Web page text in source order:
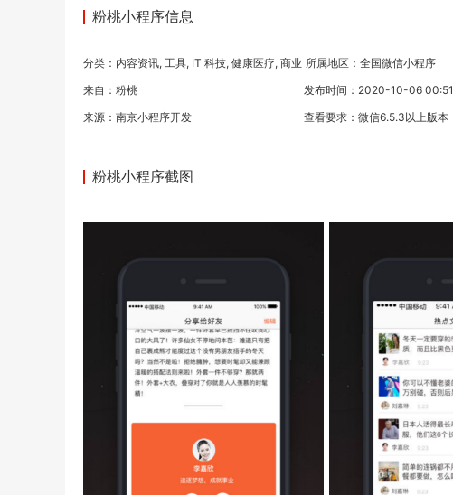
粉桃小程序信息
分类： 内容资讯, 工具, IT 科技, 健康医疗, 商业 所属地区：全国微信小程序
来自：粉桃
发布时间：2020-10-06 00:51
来源： 南京小程序开发 查看要求：微信6.5.3以上版本
粉桃小程序截图